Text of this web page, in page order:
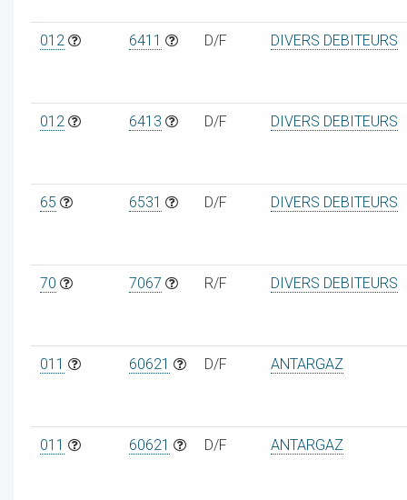
012 6411 D/F DIVERS DEBITEURS
012 6413 D/F DIVERS DEBITEURS
65 6531 D/F DIVERS DEBITEURS
70 7067 R/F DIVERS DEBITEURS
011 60621 D/F ANTARGAZ
011 60621 D/F ANTARGAZ